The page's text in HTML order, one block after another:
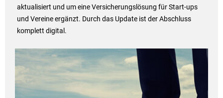
aktualisiert und um eine Versicherungslösung für Start-ups
und Vereine ergänzt. Durch das Update ist der Abschluss
komplett digital.